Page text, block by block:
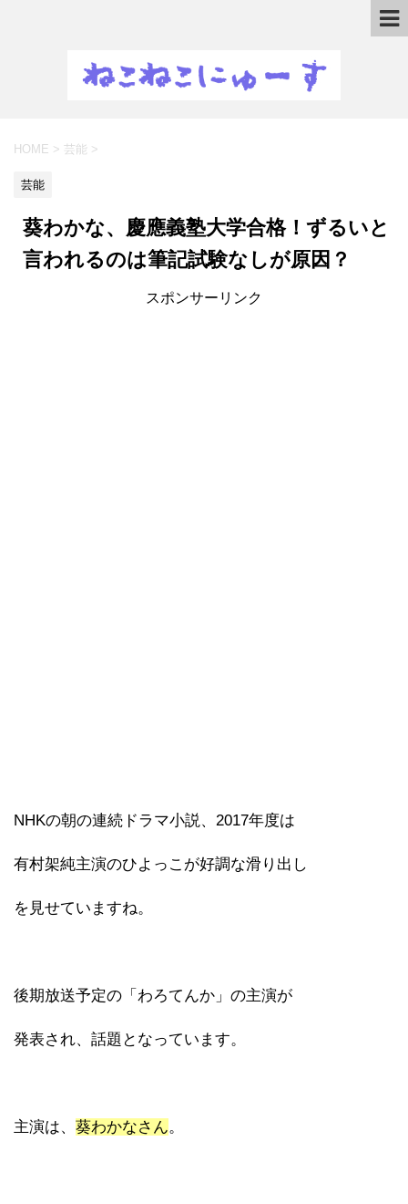
HOME > 芸能 >
芸能
葵わかな、慶應義塾大学合格！ずるいと
言われるのは筆記試験なしが原因？
スポンサーリンク
NHKの朝の連続ドラマ小説、2017年度は
有村架純主演のひよっこが好調な滑り出し
を見せていますね。
後期放送予定の「わろてんか」の主演が
発表され、話題となっています。
主演は、 葵わかなさん。